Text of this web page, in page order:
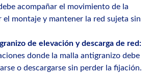
acompañar el movimiento de la
montaje y mantener la red sujeta sin
de elevación y descarga de red:
donde la malla antigranizo debe
o descargarse sin perder la fijación.